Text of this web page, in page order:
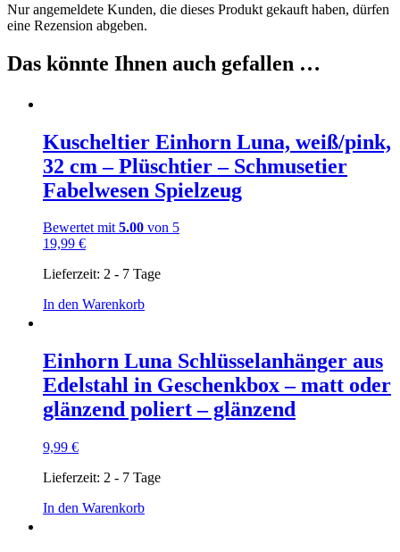
Nur angemeldete Kunden, die dieses Produkt gekauft haben, dürfen
eine Rezension abgeben.
Das könnte Ihnen auch gefallen …
Kuscheltier Einhorn Luna, weiß/pink,
32 cm – Plüschtier – Schmusetier
Fabelwesen Spielzeug
Bewertet mit5.00 von 5
19,99 €
Lieferzeit: 2 - 7 Tage
In den Warenkorb
Einhorn Luna Schlüsselanhänger aus
Edelstahl in Geschenkbox – matt oder
glänzend poliert – glänzend
9,99 €
Lieferzeit: 2 - 7 Tage
In den Warenkorb